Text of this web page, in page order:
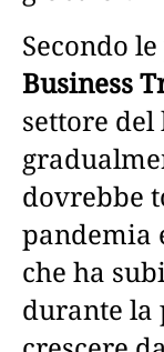
Secondo
Business
settore del
dovrebbe
pandemia
che ha
durante la